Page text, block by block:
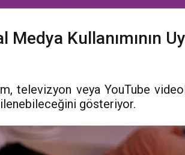
Medya Kullanımının
televizyon veya YouTube
gösteriyor.